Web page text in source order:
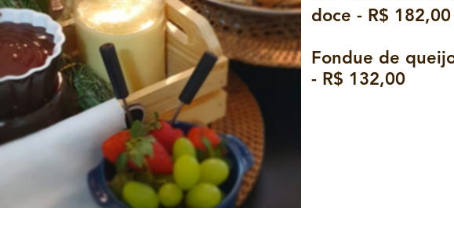
doce - R$ 182,00
Fondue de
- R$ 132,00